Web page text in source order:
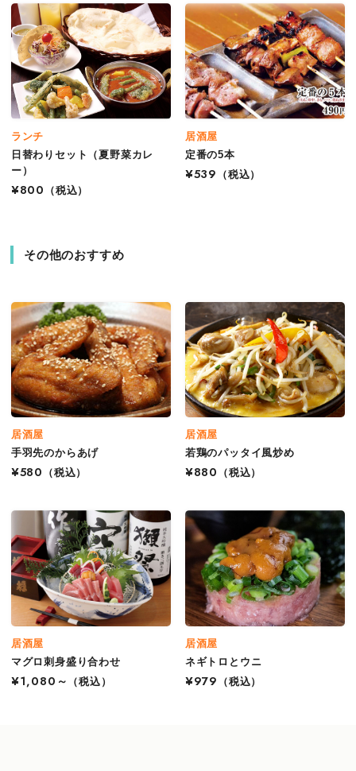
ランチ
日替わりセット（夏野菜カレ
ー）
¥800
（税込）
居酒屋
定番の5本
¥539
（税込）
その他のおすすめ
居酒屋
手羽先のからあげ
¥580
（税込）
居酒屋
若鶏のパッタイ風炒め
¥880
（税込）
居酒屋
マグロ刺身盛り合わせ
¥1,080～
（税込）
居酒屋
ネギトロとウニ
¥979
（税込）